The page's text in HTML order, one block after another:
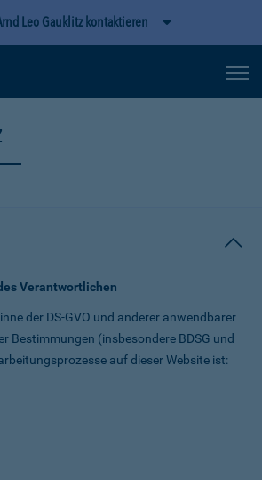
Leo Gauklitz kontaktieren
Verantwortlichen
der DS-GVO und anderer anwendbarer
Bestimmungen (insbesondere BDSG und
auf dieser Website ist: